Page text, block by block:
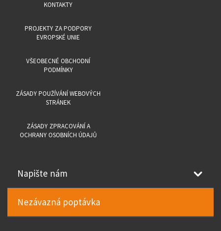
KONTAKTY
PROJEKTY ZA PODPORY
EVROPSKÉ UNIE
VŠEOBECNÉ OBCHODNÍ
PODMÍNKY
ZÁSADY POUŽÍVÁNÍ WEBOVÝCH
STRÁNEK
ZÁSADY ZPRACOVÁNÍ A
OCHRANY OSOBNÍCH ÚDAJŮ
Napište nám
Nezávazná poptávka